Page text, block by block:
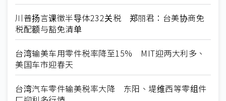
川普扬言课徵半导体232关税 郑丽君：台美协商免
税配额与豁免清单
台湾输美车用零件税率降至15% MIT迎两大利多、
美国车市迎春天
台湾汽车零件输美税率大降 东阳、堤维西等零组件